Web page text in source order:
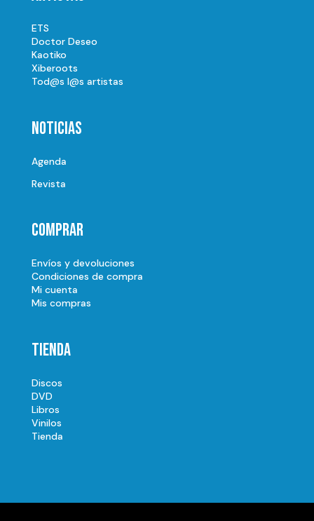
ETS
Doctor Deseo
Kaotiko
Xiberoots
Tod@s l@s artistas
Noticias
Agenda
Revista
Comprar
Envíos y devoluciones
Condiciones de compra
Mi cuenta
Mis compras
Tienda
Discos
DVD
Libros
Vinilos
Tienda